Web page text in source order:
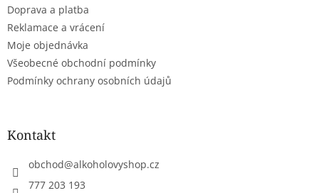
Doprava a platba
Reklamace a vrácení
Moje objednávka
Všeobecné obchodní podmínky
Podmínky ochrany osobních údajů
Kontakt
obchod@alkoholovyshop.cz
777 203 193